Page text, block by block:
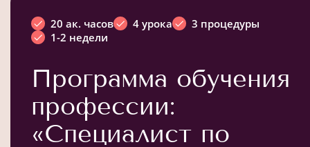
20 ак. часов 4 урока
3 процедуры
1-2 недели
Программа обучения
профессии:
«Специалист по